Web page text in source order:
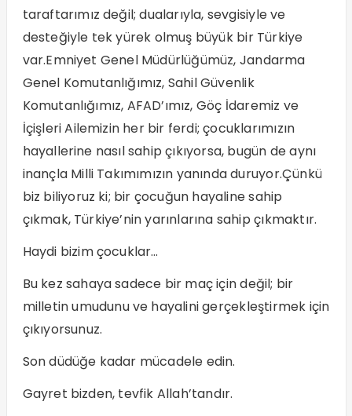
taraftarımız değil; dualarıyla, sevgisiyle ve
desteğiyle tek yürek olmuş büyük bir Türkiye
var.Emniyet Genel Müdürlüğümüz, Jandarma
Genel Komutanlığımız, Sahil Güvenlik
Komutanlığımız, AFAD’ımız, Göç İdaremiz ve
İçişleri Ailemizin her bir ferdi; çocuklarımızın
hayallerine nasıl sahip çıkıyorsa, bugün de aynı
inançla Milli Takımımızın yanında duruyor.Çünkü
biz biliyoruz ki; bir çocuğun hayaline sahip
çıkmak, Türkiye’nin yarınlarına sahip çıkmaktır.
Haydi bizim çocuklar…
Bu kez sahaya sadece bir maç için değil; bir
milletin umudunu ve hayalini gerçekleştirmek için
çıkıyorsunuz.
Son düdüğe kadar mücadele edin.
Gayret bizden, tevfik Allah’tandır.